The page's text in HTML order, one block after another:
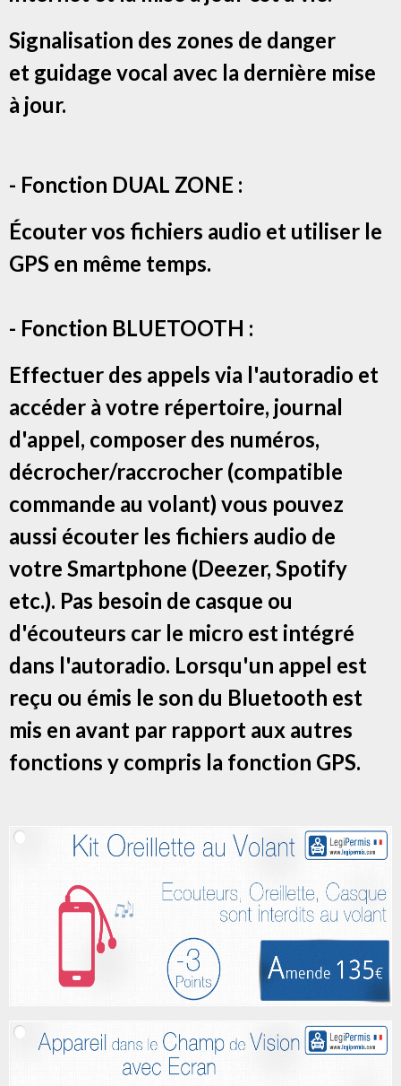
Signalisation des zones de danger
et guidage vocal avec la dernière mise
à jour.
- Fonction DUAL ZONE :
Écouter vos fichiers audio et utiliser le
GPS en même temps.
- Fonction BLUETOOTH :
Effectuer des appels via l'autoradio et
accéder à votre répertoire, journal
d'appel, composer des numéros,
décrocher/raccrocher (compatible
commande au volant) vous pouvez
aussi écouter les fichiers audio de
votre Smartphone (Deezer, Spotify
etc.). Pas besoin de casque ou
d'écouteurs car le micro est intégré
dans l'autoradio. Lorsqu'un appel est
reçu ou émis le son du Bluetooth est
mis en avant par rapport aux autres
fonctions y compris la fonction GPS.